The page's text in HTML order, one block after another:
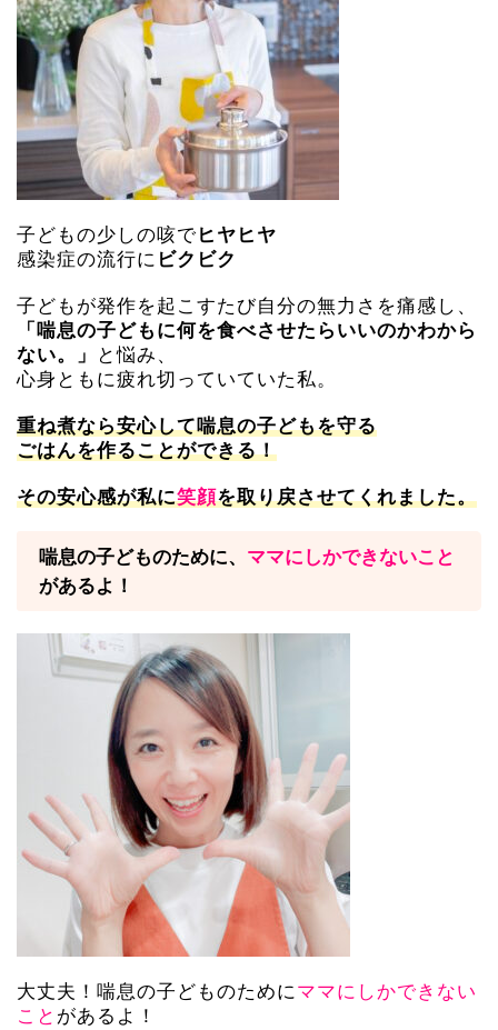
子どもの少しの咳でヒヤヒヤ
感染症の流行に ビクビク
子どもが発作を起こすたび自分の無力さを痛感し、
「喘息の子どもに何を食べさせたらいいのかわから
ない。」
と悩み、
心身ともに疲れ切っていていた私。
重ね煮なら安心して喘息の子どもを守る
ごはんを作ることができる！
その安心感が私に笑顔を取り戻させてくれました。
喘息の子どものために、 ママにしかできないこと
があるよ！
大丈夫！喘息の子どものためにママにしかできない
こと があるよ！